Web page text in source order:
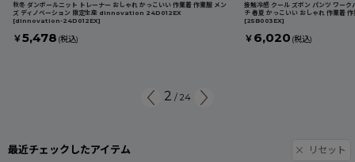
秋冬 ダンボールニット トレーナー おしゃれ かっこいい 作業着 作業服 メン
ズ ディノベーション 限定生産 dinnovation 24D012EX
[dinnovation-24D012EX]
￥5,478 (税込)
接触冷感 クール ズボン パンツ ワー
チ 春夏 かっこいい おしゃれ 作業着
[25B003EX]
￥ 6,020 (税込)
2 / 24
最近チェックしたアイテム リセット